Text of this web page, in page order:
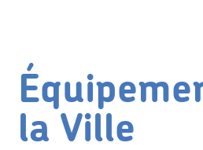
la Ville